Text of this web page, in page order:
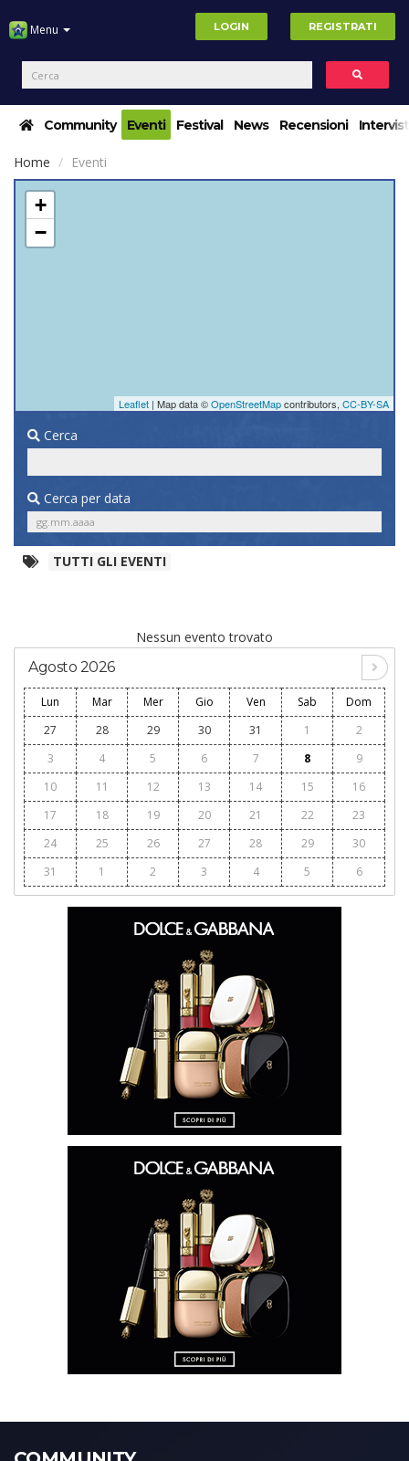
Menu LOGIN REGISTRATI
Community Eventi Festival News Recensioni
Home Eventi
+
−
Leaflet | Map data ©OpenStreetMapcontributors, CC-BY-SA
Cerca
Cerca per data
TUTTI GLI EVENTI
Nessun evento trovato
Agosto 2026
Lun Mar Mer Gio Ven Sab
Dom
27
28 29 30 31 1
2
3
4 5 6 7 8
9
10
11 12 13 14 15
16
17
18 19 20 21 22
23
24
25 26 27 28 29
30
31
1 2 3 4 5 6